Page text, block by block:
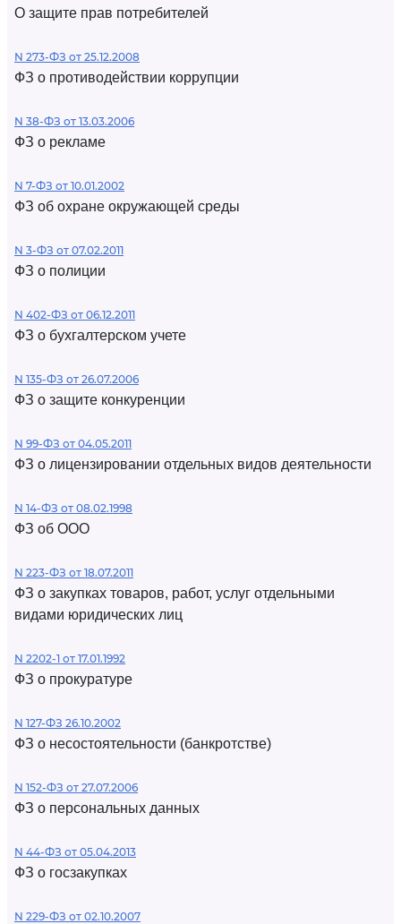
О защите прав потребителей
N 273-ФЗ от 25.12.2008
ФЗ о противодействии коррупции
N 38-ФЗ от 13.03.2006
ФЗ о рекламе
N 7-ФЗ от 10.01.2002
ФЗ об охране окружающей среды
N 3-ФЗ от 07.02.2011
ФЗ о полиции
N 402-ФЗ от 06.12.2011
ФЗ о бухгалтерском учете
N 135-ФЗ от 26.07.2006
ФЗ о защите конкуренции
N 99-ФЗ от 04.05.2011
ФЗ о лицензировании отдельных видов деятельности
N 14-ФЗ от 08.02.1998
ФЗ об ООО
N 223-ФЗ от 18.07.2011
ФЗ о закупках товаров, работ, услуг отдельными
видами юридических лиц
N 2202-1 от 17.01.1992
ФЗ о прокуратуре
N 127-ФЗ 26.10.2002
ФЗ о несостоятельности (банкротстве)
N 152-ФЗ от 27.07.2006
ФЗ о персональных данных
N 44-ФЗ от 05.04.2013
ФЗ о госзакупках
N 229-ФЗ от 02.10.2007